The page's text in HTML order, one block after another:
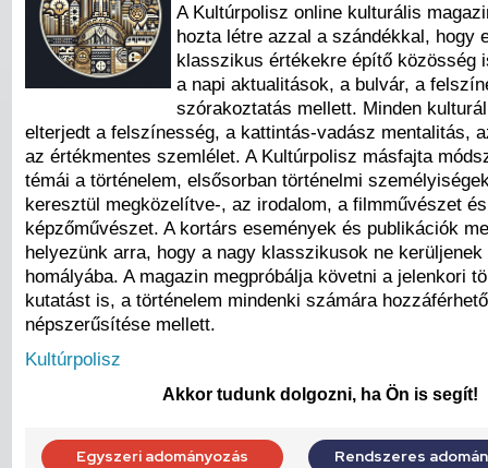
A Kultúrpolisz online kulturális
hozta létre azzal a szándékkal, hogy
klasszikus értékekre építő közösség
a napi aktualitások, a bulvár, a
szórakoztatás mellett. Minden
elterjedt a felszínesség, a kattintás-vadász mentalitás,
az értékmentes szemlélet. A Kultúrpolisz másfajta
témái a történelem, elsősorban történelmi
keresztül megközelítve-, az irodalom, a filmművészet
képzőművészet. A kortárs események és publikációk
helyezünk arra, hogy a nagy klasszikusok ne kerüljenek
homályába. A magazin megpróbálja követni a jelenkori
kutatást is, a történelem mindenki számára hozzáférhető
népszerűsítése mellett.
Kultúrpolisz
Akkor tudunk dolgozni, ha Ön is segít!